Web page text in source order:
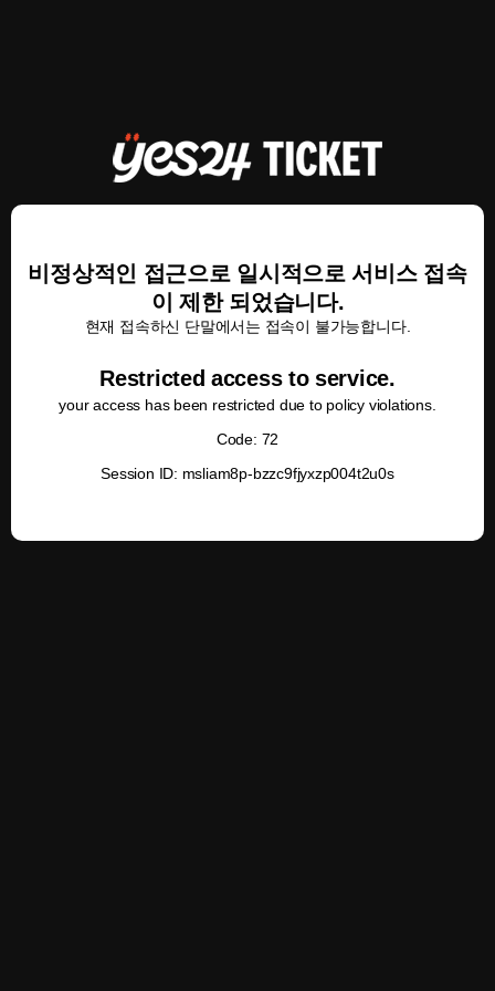
비정상적인 접근으로 일시적으로 서비스 접속
이 제한 되었습니다.
현재 접속하신 단말에서는 접속이 불가능합니다.
Restricted access to service.
your access has been restricted due to policy violations.
Code: 72
Session ID: msliam8p-bzzc9fjyxzp004t2u0s